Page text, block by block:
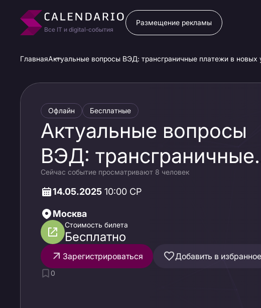
Все IT и digital-события
Размещение рекламы
ГлавнаяАктуальные вопросы ВЭД: трансграничные платежи в новых
Офлайн Бесплатные
Актуальные вопросы
ВЭД: трансграничные
платежи в новых
условиях
Сейчас событие просматривают 8 человек
14.05.2025 10:00 СР
Москва
Стоимость билета
Бесплатно
Зарегистрироваться Добавить в избранное
0